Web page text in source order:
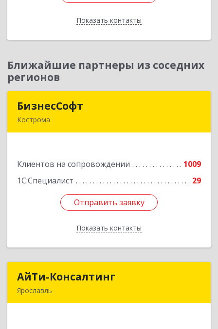
Показать контакты
Назад
Ближайшие партнеры из соседних
регионов
БизнесСофт
Кострома
Клиентов на сопровождении
1009
1С:Специалист
29
Отправить заявку
Показать контакты
Подробнее
Отправить заявку
Назад
АйТи-Консалтинг
Ярославль
АйТи-Консалтинг